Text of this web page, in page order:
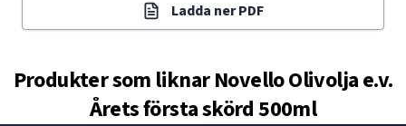
Ladda ner PDF
Produkter som liknarNovello Olivolja e.v.
Årets första skörd 500ml